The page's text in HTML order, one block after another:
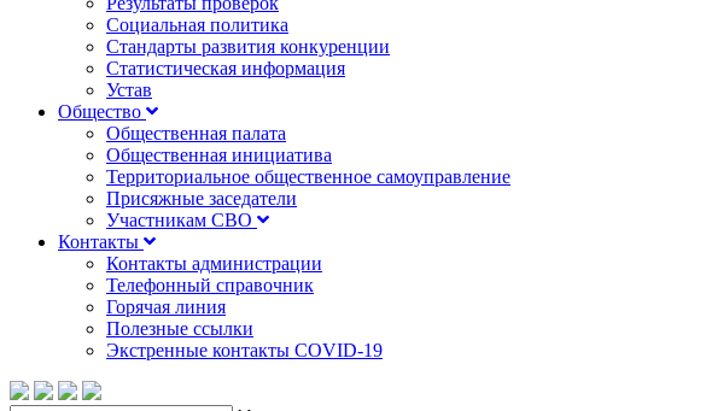
Социальная политика
Стандарты развития конкуренции
Статистическая информация
Устав
Общество
Общественная палата
Общественная инициатива
Территориальное общественное самоуправление
Присяжные заседатели
Участникам СВО
Контакты
Контакты администрации
Телефонный справочник
Горячая линия
Полезные ссылки
Экстренные контакты COVID-19